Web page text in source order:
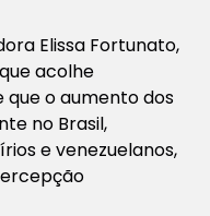
Elissa Fortunato,
acolhe
que o aumento dos
no Brasil,
e venezuelanos,